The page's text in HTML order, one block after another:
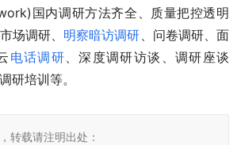
国内调研方法齐全、质量把控透明
场调研、 明察暗访调研、问卷调研、面
电话调研、深度调研访谈、调研座谈
研培训等。
转载请注明出处：